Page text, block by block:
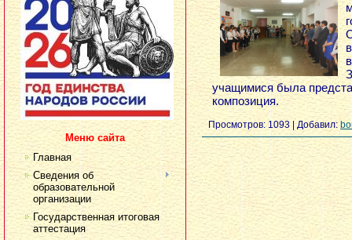
Меню сайта
Главная
Сведения об
образовательной
организации
Государственная итоговая
аттестация
учащимися была
композиция.
Просмотров: 1093 Добавил: